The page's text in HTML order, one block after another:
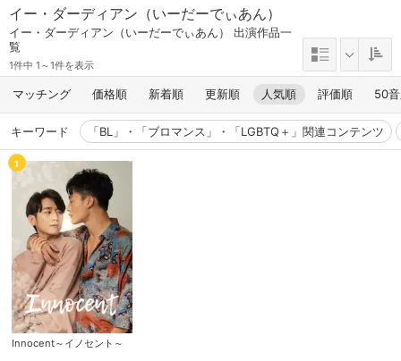
イー・ダーディアン（いーだーでぃあん）
イー・ダーディアン（いーだーでぃあん） 出演作品一
覧
1件中 1～1件を表示
マッチング 価格順 新着順 更新順 人気順 評価順 50
キーワード 「BL」・「ブロマンス」・「LGBTQ＋」関連コンテンツ
1
Innocent～イノセント～